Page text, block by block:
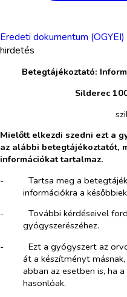
Eredeti dokumentum (OGYEI)
hirdetés
Betegtájékoztató:
Silderec
Mielőtt elkezdi szedni ezt a
az alábbi betegtájékoztatót,
információkat tartalmaz.
-​
Tartsa meg a
információkra a
-​
További kérdéseivel
gyógyszerészéhez.
-​
Ezt a gyógyszert az
át a készítményt
abban az esetben is, ha
hasonlóak.